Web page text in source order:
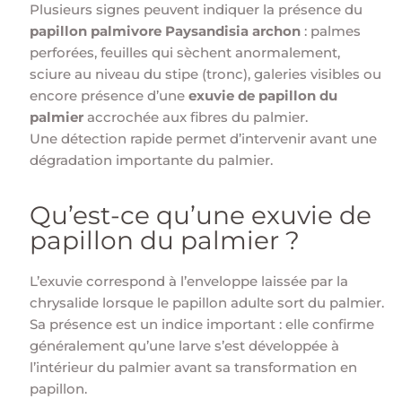
Plusieurs signes peuvent indiquer la présence du
papillon palmivore Paysandisia archon : palmes
perforées, feuilles qui sèchent anormalement,
sciure au niveau du stipe (tronc), galeries visibles ou
encore présence d’une exuvie de papillon du
palmier accrochée aux fibres du palmier.
Une détection rapide permet d’intervenir avant une
dégradation importante du palmier.
Qu’est-ce qu’une exuvie de
papillon du palmier ?
L’exuvie correspond à l’enveloppe laissée par la
chrysalide lorsque le papillon adulte sort du palmier.
Sa présence est un indice important : elle confirme
généralement qu’une larve s’est développée à
l’intérieur du palmier avant sa transformation en
papillon.